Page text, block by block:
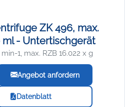
ZK 496, max.
ml - Untertischgerät
1, max. RZB 16.022 x g
Angebot anfordern
Datenblatt